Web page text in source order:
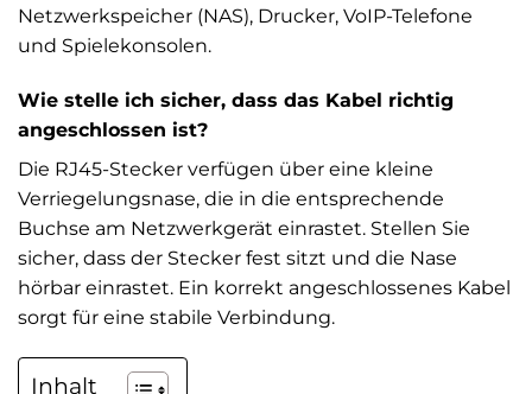
Netzwerkspeicher (NAS), Drucker, VoIP-Telefone
und Spielekonsolen.
Wie stelle ich sicher, dass das Kabel richtig
angeschlossen ist?
Die RJ45-Stecker verfügen über eine kleine
Verriegelungsnase, die in die entsprechende
Buchse am Netzwerkgerät einrastet. Stellen Sie
sicher, dass der Stecker fest sitzt und die Nase
hörbar einrastet. Ein korrekt angeschlossenes Kabel
sorgt für eine stabile Verbindung.
Inhalt